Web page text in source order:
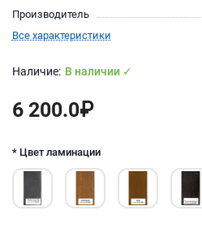
Производитель
Все характеристики
В наличии ✓
6 200.0₽
* Цвет ламинации